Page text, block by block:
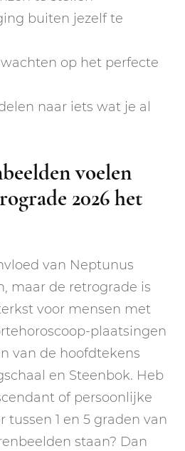
buiten jezelf te
op het perfecte
naar iets wat je al
voelen
2026 het
van Neptunus
maar de retrograde is
voor mensen met
plaatsingen
van de hoofdtekens
en Steenbok. Heb
of persoonlijke
tussen 1 en 5 graden van
staan? Dan